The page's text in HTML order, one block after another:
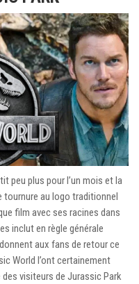
peu plus pour l’un mois et la
tournure au logo traditionnel
film avec ses racines dans
inclut en règle générale
aux fans de retour ce
World l’ont certainement
visiteurs de Jurassic Park